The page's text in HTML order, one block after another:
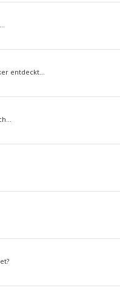
entdeckt...